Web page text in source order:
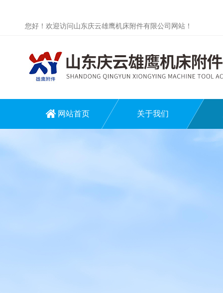
您好！欢迎访问山东庆云雄鹰机床附件有限公司网站！
网站首页 关于我们